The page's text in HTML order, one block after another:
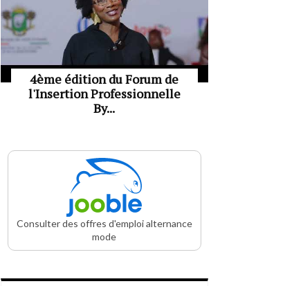
4ème édition du Forum de
l'Insertion Professionnelle
By...
Consulter des offres d'emploi alternance
mode